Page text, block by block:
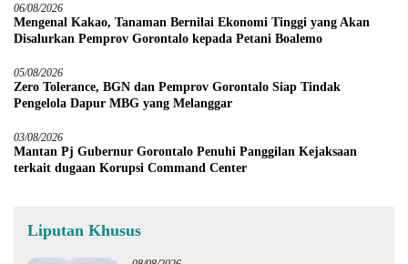
06/08/2026
Mengenal Kakao, Tanaman Bernilai Ekonomi Tinggi yang Akan
Disalurkan Pemprov Gorontalo kepada Petani Boalemo
05/08/2026
Zero Tolerance, BGN dan Pemprov Gorontalo Siap Tindak
Pengelola Dapur MBG yang Melanggar
03/08/2026
Mantan Pj Gubernur Gorontalo Penuhi Panggilan Kejaksaan
terkait dugaan Korupsi Command Center
Liputan Khusus